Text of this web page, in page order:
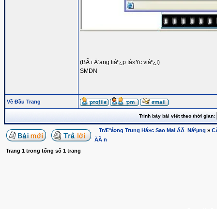
(BÃ i Ä‘ang tiáº¿p tá»¥c viáº¿t)
SMDN
Về Đầu Trang
Trình bày bài viết theo thời gian:
TrÆ°á»ng Trung Há»c Sao Mai ÄÃ Náºµng »
ÄÃ n
Trang 1 trong tổng số 1 trang